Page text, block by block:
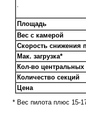
Площадь
Вес с камерой
Скорость снижения
Мак. загрузка*
Кол-во центральных
Количество секций
Цена
* Вес пилота плюс 15-